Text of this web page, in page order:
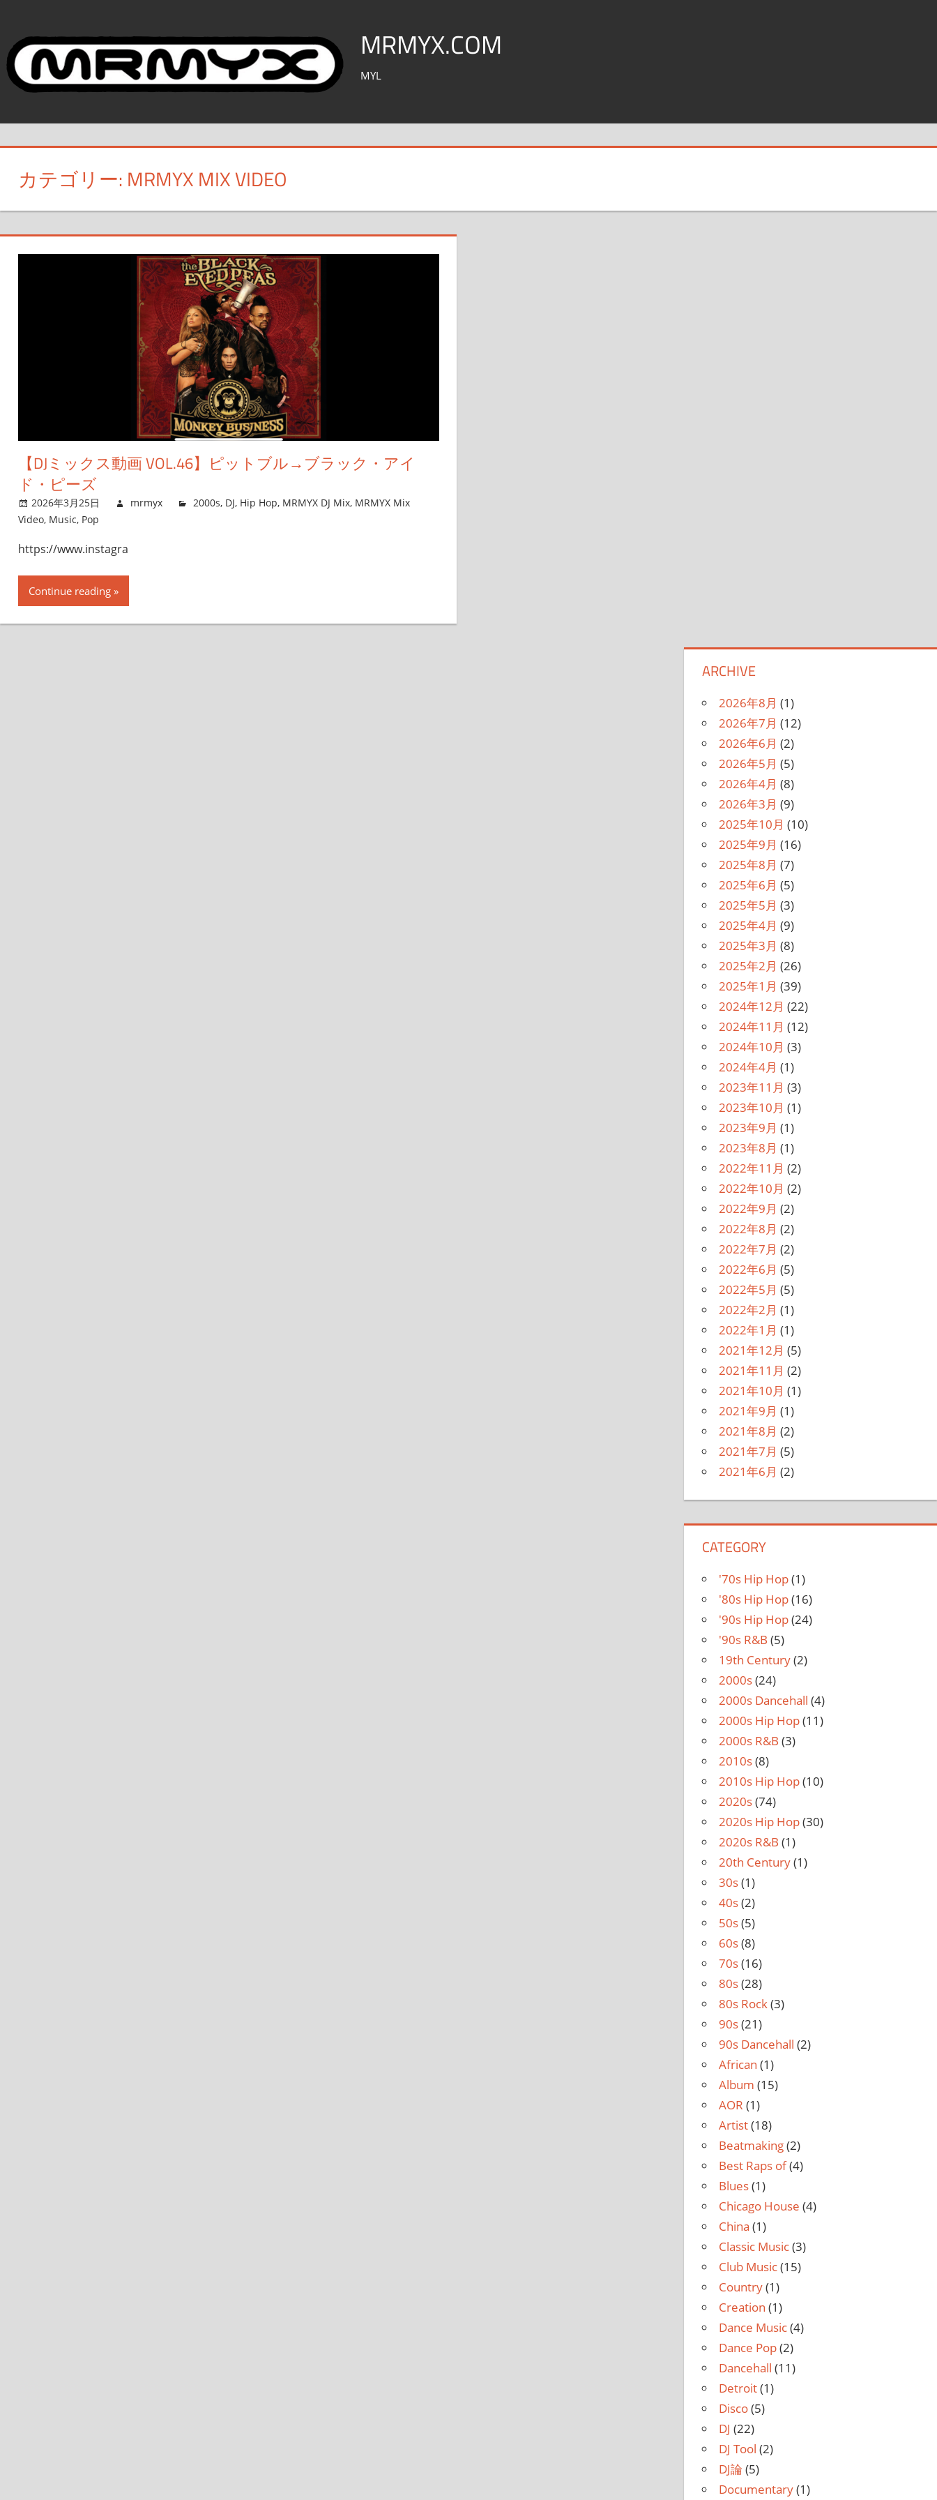
テ
ン
キ
MRMYX.COM
MYL
カテゴリー: MRMYX MIX VIDEO
【DJミックス動画 VOL.46】ピットブル→ブラック・アイ
ド・ピーズ
2026年3月25日 mrmyx 2000s, DJ, Hip Hop, MRMYX DJ Mix, MRMYX Mix
Video, Music, Pop
https://www.instagra
Continue reading
ARCHIVE
2026年8月 (1)
2026年7月 (12)
2026年6月 (2)
2026年5月 (5)
2026年4月 (8)
2026年3月 (9)
2025年10月 (10)
2025年9月 (16)
2025年8月 (7)
2025年6月 (5)
2025年5月 (3)
2025年4月 (9)
2025年3月 (8)
2025年2月 (26)
2025年1月 (39)
2024年12月 (22)
2024年11月 (12)
2024年10月 (3)
2024年4月 (1)
2023年11月 (3)
2023年10月 (1)
2023年9月 (1)
2023年8月 (1)
2022年11月 (2)
2022年10月 (2)
2022年9月 (2)
2022年8月 (2)
2022年7月 (2)
2022年6月 (5)
2022年5月 (5)
2022年2月 (1)
2022年1月 (1)
2021年12月 (5)
2021年11月 (2)
2021年10月 (1)
2021年9月 (1)
2021年8月 (2)
2021年7月 (5)
2021年6月 (2)
CATEGORY
'70s Hip Hop(1)
'80s Hip Hop(16)
'90s Hip Hop(24)
'90s R&B (5)
19th Century(2)
2000s(24)
2000s Dancehall (4)
2000s Hip Hop(11)
2000s R&B (3)
2010s(8)
2010s Hip Hop(10)
2020s(74)
2020s Hip Hop(30)
2020s R&B (1)
20th Century(1)
30s(1)
40s(2)
50s(5)
60s(8)
70s(16)
80s(28)
80s Rock(3)
90s(21)
90s Dancehall (2)
African (1)
Album (15)
AOR (1)
Artist(18)
Beatmaking(2)
Best Raps of(4)
Blues(1)
Chicago House (4)
China (1)
Classic Music(3)
Club Music(15)
Country(1)
Creation (1)
Dance Music(4)
Dance Pop(2)
Dancehall (11)
Detroit(1)
Disco(5)
DJ (22)
DJ Tool (2)
DJ論 (5)
Documentary(1)